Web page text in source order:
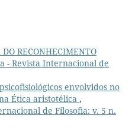
DO RECONHECIMENTO
- Revista Internacional de
envolvidos no
Ética aristotélica ,
de Filosofia: v. 5 n.